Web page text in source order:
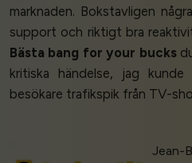
marknaden. Bokstavligen
support och riktigt bra
Bästa bang for your bucks
kritiska händelse, jag
besökare trafikspik från TV-
Jean-